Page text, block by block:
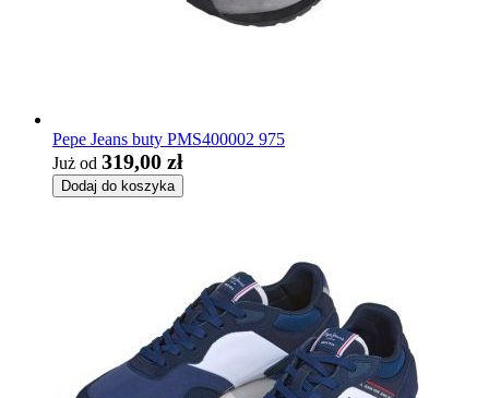
Pepe Jeans buty PMS400002 975
Już od 319,00 zł
Dodaj do koszyka